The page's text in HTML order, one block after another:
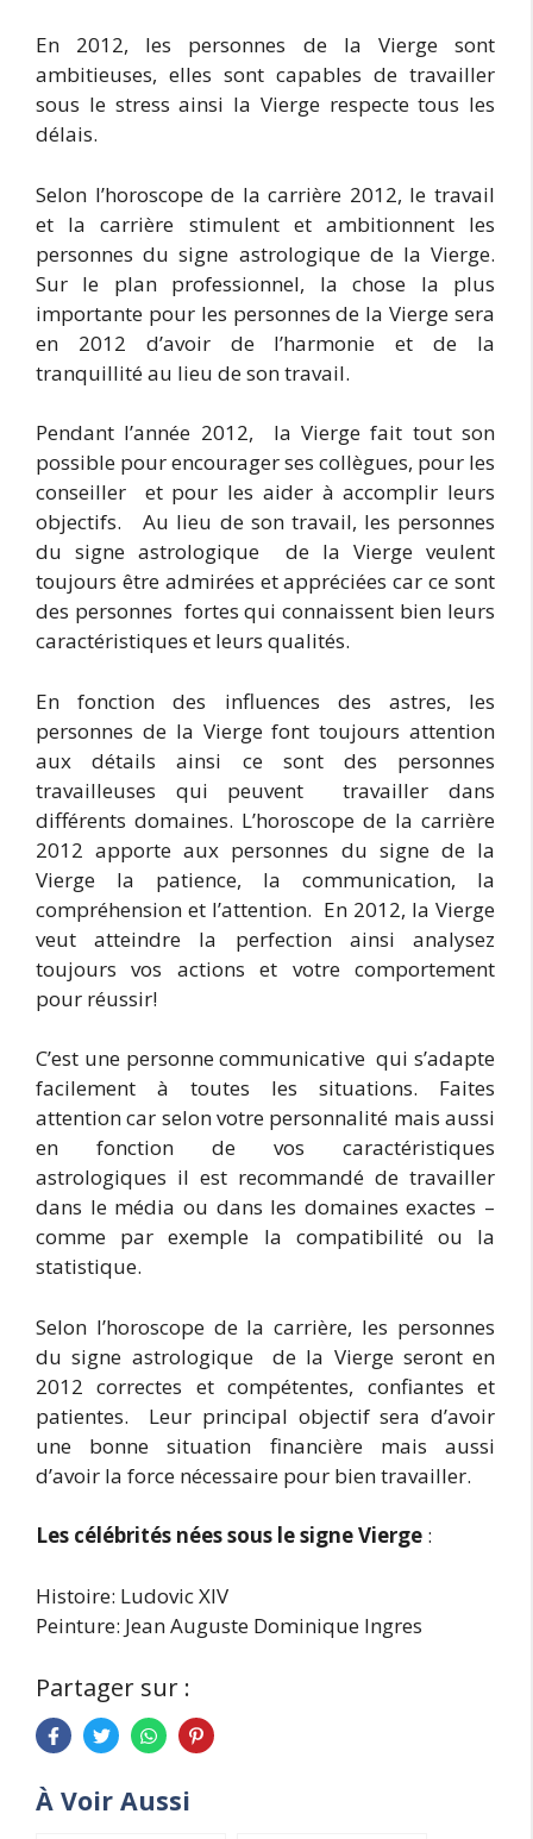
En 2012, les personnes de la Vierge sont
ambitieuses, elles sont capables de travailler
sous le stress ainsi la Vierge respecte tous les
délais.
Selon l’horoscope de la carrière 2012, le travail
et la carrière stimulent et ambitionnent les
personnes du signe astrologique de la Vierge.
Sur le plan professionnel, la chose la plus
importante pour les personnes de la Vierge sera
en 2012 d’avoir de l’harmonie et de la
tranquillité au lieu de son travail.
Pendant l’année 2012, la Vierge fait tout son
possible pour encourager ses collègues, pour les
conseiller et pour les aider à accomplir leurs
objectifs. Au lieu de son travail, les personnes
du signe astrologique de la Vierge veulent
toujours être admirées et appréciées car ce sont
des personnes fortes qui connaissent bien leurs
caractéristiques et leurs qualités.
En fonction des influences des astres, les
personnes de la Vierge font toujours attention
aux détails ainsi ce sont des personnes
travailleuses qui peuvent travailler dans
différents domaines. L’horoscope de la carrière
2012 apporte aux personnes du signe de la
Vierge la patience, la communication, la
compréhension et l’attention. En 2012, la Vierge
veut atteindre la perfection ainsi analysez
toujours vos actions et votre comportement
pour réussir!
C’est une personne communicative qui s’adapte
facilement à toutes les situations. Faites
attention car selon votre personnalité mais aussi
en fonction de vos caractéristiques
astrologiques il est recommandé de travailler
dans le média ou dans les domaines exactes –
comme par exemple la compatibilité ou la
statistique.
Selon l’horoscope de la carrière, les personnes
du signe astrologique de la Vierge seront en
2012 correctes et compétentes, confiantes et
patientes. Leur principal objectif sera d’avoir
une bonne situation financière mais aussi
d’avoir la force nécessaire pour bien travailler.
Les célébrités nées sous le signe Vierge :
Histoire: Ludovic XIV
Peinture: Jean Auguste Dominique Ingres
Partager sur :
À Voir Aussi